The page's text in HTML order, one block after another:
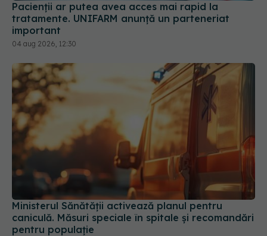
Pacienții ar putea avea acces mai rapid la
tratamente. UNIFARM anunță un parteneriat
important
04 aug 2026, 12:30
Ministerul Sănătății activează planul pentru
caniculă. Măsuri speciale în spitale și recomandări
pentru populație